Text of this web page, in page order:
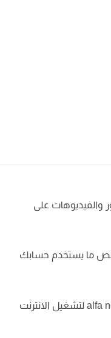
والفيديوهات على
ما يستخدم حسابك
تحميل وتثبيت تعريف جهاز alfa network لتشغيل الانترنت